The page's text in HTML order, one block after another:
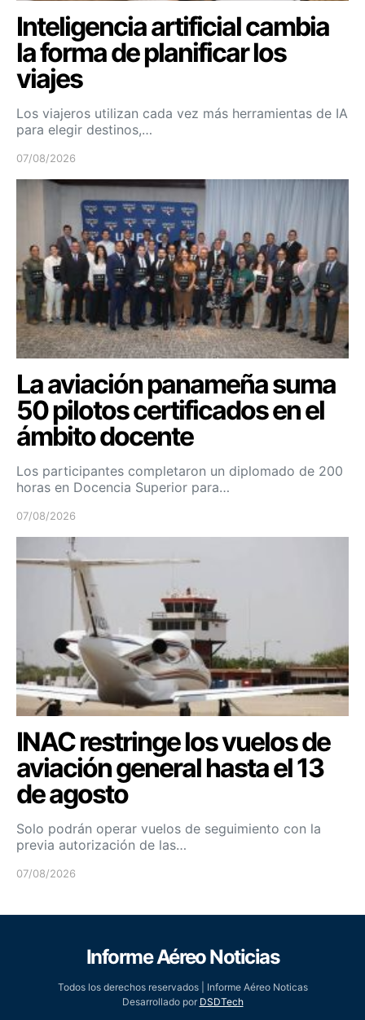
Inteligencia artificial cambia
la forma de planificar los
viajes
Los viajeros utilizan cada vez más herramientas de IA
para elegir destinos,…
07/08/2026
La aviación panameña suma
50 pilotos certificados en el
ámbito docente
Los participantes completaron un diplomado de 200
horas en Docencia Superior para…
07/08/2026
INAC restringe los vuelos de
aviación general hasta el 13
de agosto
Solo podrán operar vuelos de seguimiento con la
previa autorización de las…
07/08/2026
Informe Aéreo Noticias
Todos los derechos reservados | Informe Aéreo Noticas
Desarrollado por DSDTech